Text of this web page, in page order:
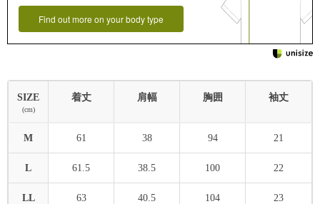
Find out more on your body type
SIZE
(cm)
着丈 肩幅 胸囲 袖丈
M 61 38 94 21
L 61.5 38.5 100 22
LL 63 40.5 104 23